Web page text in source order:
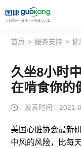
首页
面向会员
面向企业
关于我们
首页 > 服务支持 > 健
久坐8小时
在啃食你的
发表时间：2021-
美国心脏协会最新
中风的风险，比每